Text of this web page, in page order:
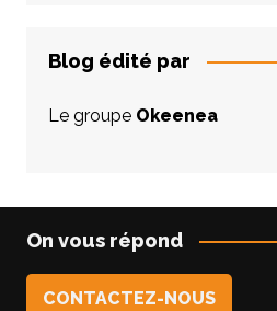
Blog édité par
Le groupe Okeenea
On vous répond
CONTACTEZ-NOUS